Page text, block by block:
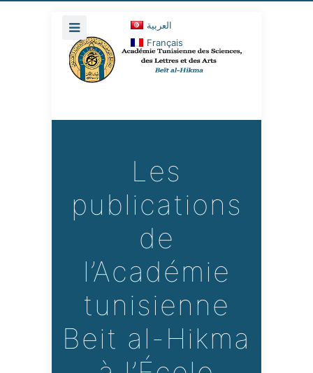
العربية
Français
Les
publications
de
l’Académie
tunisienne
Beit al-Hikma